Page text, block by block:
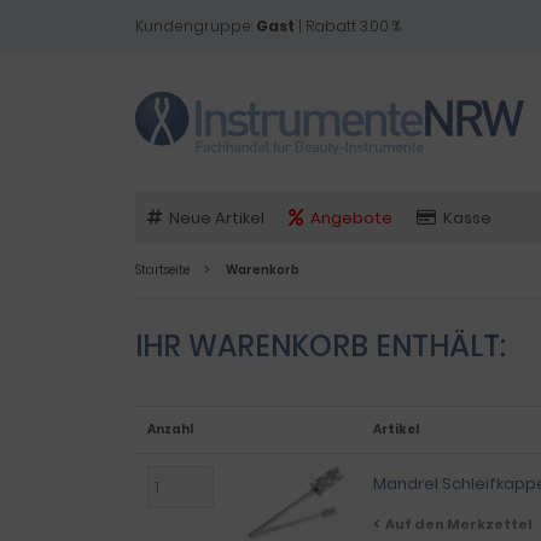
Kundengruppe: Gast | Rabatt 3.00 %
Neue Artikel Angebote Kasse
Startseite Warenkorb
IHR WARENKORB ENTHÄLT:
Anzahl Artikel
Mandrel
Auf den Merkzettel